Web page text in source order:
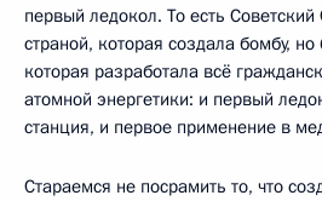
первый ледокол. То есть
страной, которая создала бомбу,
которая разработала всё
атомной энергетики: и первый
станция, и первое применение в
Стараемся не посрамить то, что